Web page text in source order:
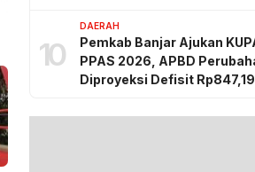
10
DAERAH
Pemkab Banjar Ajukan
PPAS 2026, APBD
Diproyeksi Defisit Rp847,19